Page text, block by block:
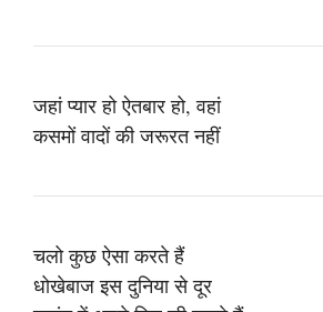
जहां प्यार हो ऐतबार हो, वहां
कसमों वादों की जरूरत नहीं
चलो कुछ ऐसा करते हैं
धोखेबाज इस दुनिया से दूर